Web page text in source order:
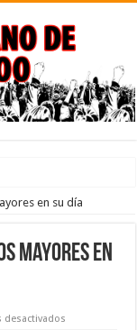
con dedicatoria a los
en su día
mayores en
desactivados